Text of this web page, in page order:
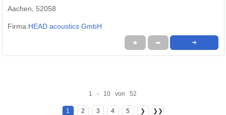
Aachen, 52058
Firma:HEAD acoustics GmbH
★ ➦ ➜
1 - 10 von 52
1 2 3 4 5 ❯ ❯❯